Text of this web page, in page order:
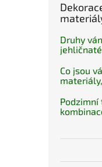
Druhy
Co jsou